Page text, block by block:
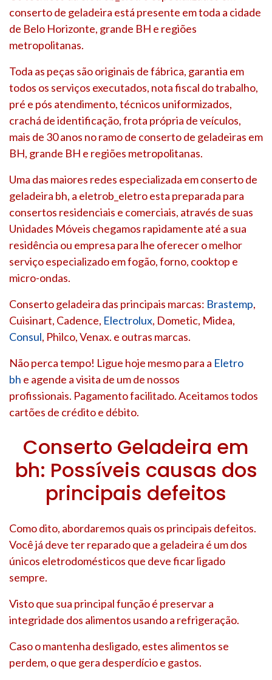
conserto de geladeira está presente em toda a cidade
de Belo Horizonte, grande BH e regiões
metropolitanas.
Toda as peças são originais de fábrica, garantia em
todos os serviços executados, nota fiscal do trabalho,
pré e pós atendimento, técnicos uniformizados,
crachá de identificação, frota própria de veículos,
mais de 30 anos no ramo de conserto de geladeiras em
BH, grande BH e regiões metropolitanas.
Uma das maiores redes especializada em conserto de
geladeira bh, a eletrob_eletro esta preparada para
consertos residenciais e comerciais, através de suas
Unidades Móveis chegamos rapidamente até a sua
residência ou empresa para lhe oferecer o melhor
serviço especializado em fogão, forno, cooktop e
micro-ondas.
Conserto geladeira das principais marcas: Brastemp,
Cuisinart, Cadence, Electrolux, Dometic, Midea,
Consul, Philco, Venax. e outras marcas.
Não perca tempo! Ligue hoje mesmo para a Eletro
bh e agende a visita de um de nossos
profissionais. Pagamento facilitado. Aceitamos todos
cartões de crédito e débito.
Conserto Geladeira em
bh: Possíveis causas dos
principais defeitos
Como dito, abordaremos quais os principais defeitos.
Você já deve ter reparado que a geladeira é um dos
únicos eletrodomésticos que deve ficar ligado
sempre.
Visto que sua principal função é preservar a
integridade dos alimentos usando a refrigeração.
Caso o mantenha desligado, estes alimentos se
perdem, o que gera desperdício e gastos.